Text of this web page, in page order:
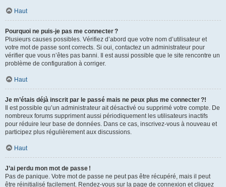
Haut
Pourquoi ne puis-je pas me connecter ?
Plusieurs causes possibles. Vérifiez d’abord que votre nom d’utilisateur et
votre mot de passe sont corrects. Si oui, contactez un administrateur pour
vérifier que vous n’êtes pas banni. Il est aussi possible que le site rencontre un
problème de configuration à corriger.
Haut
Je m’étais déjà inscrit par le passé mais ne peux plus me connecter ?!
Il est possible qu’un administrateur ait désactivé ou supprimé votre compte. De
nombreux forums suppriment aussi périodiquement les utilisateurs inactifs
pour réduire leur base de données. Dans ce cas, inscrivez-vous à nouveau et
participez plus régulièrement aux discussions.
Haut
J’ai perdu mon mot de passe !
Pas de panique. Votre mot de passe ne peut pas être récupéré, mais il peut
être réinitialisé facilement. Rendez-vous sur la page de connexion et cliquez